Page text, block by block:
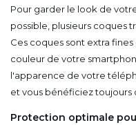
Pour garder le look de
possible, plusieurs coques
Ces coques sont extra
couleur de votre
l'apparence de votre
et vous bénéficiez
Protection optimale